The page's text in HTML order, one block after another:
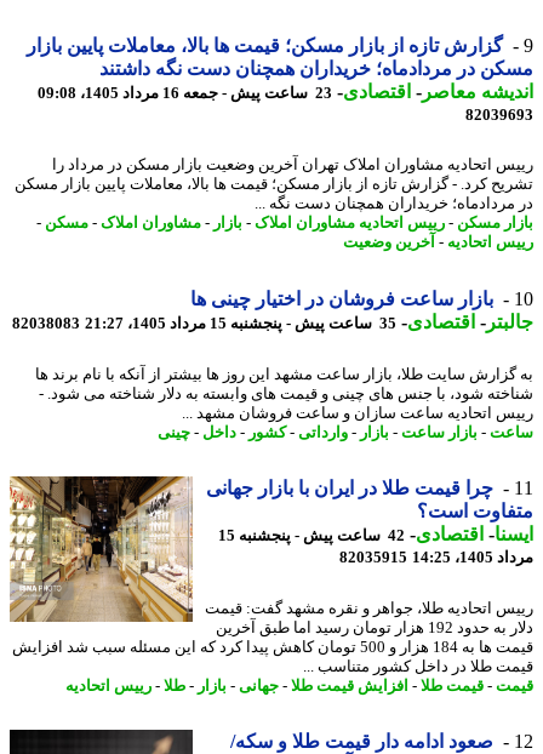
گزارش تازه از بازار مسکن؛ قیمت ها بالا، معاملات پایین بازار
در مردادماه؛ خریداران همچنان دست نگه داشتند
معاصر-اقتصادی-23 ساعت پیش - جمعه 16 مرداد 1405، 09:08
اتحادیه مشاوران املاک تهران آخرین وضعیت بازار مسکن در مرداد را
کرد. - گزارش تازه از بازار مسکن؛ قیمت ها بالا، معاملات پایین بازار مسکن
خریداران همچنان دست نگه ...
مسکن-رییس اتحادیه مشاوران املاک-بازار - مشاوران املاک-مسکن-
اتحادیه-آخرین وضعیت
بازار ساعت فروشان در اختیار چینی ها
-اقتصادی-35 ساعت پیش - پنجشنبه 15 مرداد 1405، 21:27 82038083
سایت طلا، بازار ساعت مشهد این روز ها بیشتر از آنکه با نام برند ها
شود، با جنس های چینی و قیمت های وابسته به دلار شناخته می شود. -
اتحادیه ساعت سازان و ساعت فروشان مشهد ...
-بازار ساعت-بازار - وارداتی-کشور-داخل-چینی
چرا قیمت طلا در ایران با بازار جهانی
است؟
-اقتصادی-
42 ساعت پیش - پنجشنبه 15
14:25
82035915
اتحادیه طلا، جواهر و نقره مشهد گفت: قیمت
دلار به حدود 192 هزار تومان رسید اما طبق آخرین
قیمت ها به 184 هزار و 500 تومان کاهش پیدا کرد که این مسئله سبب شد افزایش
طلا در داخل کشور متناسب ...
-قیمت طلا-افزایش قیمت طلا-جهانی-بازار - طلا-رییس اتحادیه
صعود ادامه دار قیمت طلا و سکه/